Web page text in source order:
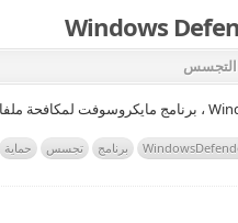
Windows
برنامج تجسس حماية